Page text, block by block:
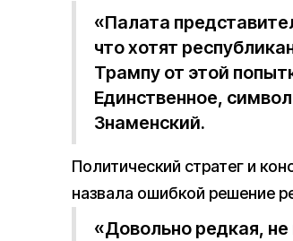
«Палата
что хотят
Трампу от этой
Единственное,
Знаменский.
Политический стратег и
назвала ошибкой решение
«Довольно редкая,